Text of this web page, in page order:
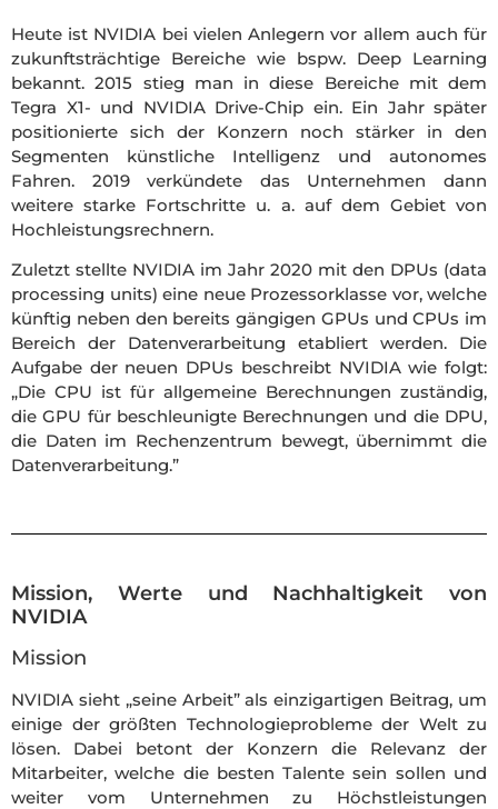
Heute ist NVIDIA bei vielen Anlegern vor allem auch für
zukunftsträchtige Bereiche wie bspw. Deep Learning
bekannt. 2015 stieg man in diese Bereiche mit dem
Tegra X1- und NVIDIA Drive-Chip ein. Ein Jahr später
positionierte sich der Konzern noch stärker in den
Segmenten künstliche Intelligenz und autonomes
Fahren. 2019 verkündete das Unternehmen dann
weitere starke Fortschritte u. a. auf dem Gebiet von
Hochleistungsrechnern.
Zuletzt stellte NVIDIA im Jahr 2020 mit den DPUs (data
processing units) eine neue Prozessorklasse vor, welche
künftig neben den bereits gängigen GPUs und CPUs im
Bereich der Datenverarbeitung etabliert werden. Die
Aufgabe der neuen DPUs beschreibt NVIDIA wie folgt:
„Die CPU ist für allgemeine Berechnungen zuständig,
die GPU für beschleunigte Berechnungen und die DPU,
die Daten im Rechenzentrum bewegt, übernimmt die
Datenverarbeitung.”
Mission, Werte und Nachhaltigkeit von
NVIDIA
Mission
NVIDIA sieht „seine Arbeit” als einzigartigen Beitrag, um
einige der größten Technologieprobleme der Welt zu
lösen. Dabei betont der Konzern die Relevanz der
Mitarbeiter, welche die besten Talente sein sollen und
weiter vom Unternehmen zu Höchstleistungen